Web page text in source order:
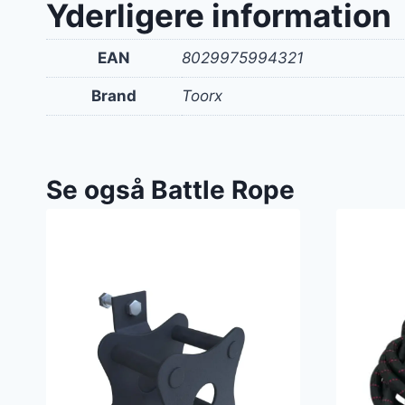
Yderligere information
EAN 8029975994321
Brand Toorx
Se også Battle Rope